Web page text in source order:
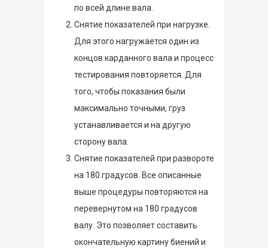
по всей длине вала.
Снятие показателей при нагрузке.
Для этого нагружается один из
концов карданного вала и процесс
тестирования повторяется. Для
того, чтобы показания были
максимально точными, груз
устанавливается и на другую
сторону вала.
Снятие показателей при развороте
на 180 градусов. Все описанные
выше процедуры повторяются на
перевернутом на 180 градусов
валу. Это позволяет составить
окончательную картину биений и